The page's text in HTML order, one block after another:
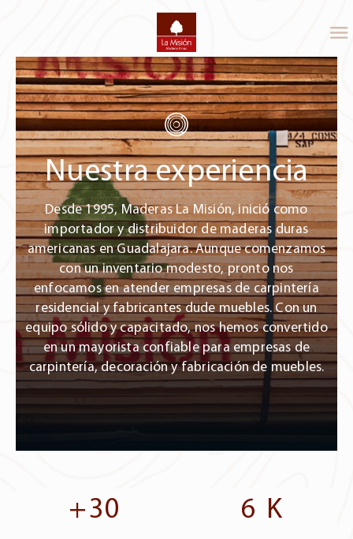
Nuestra experiencia
Desde 1995, Maderas La Misión, inició como
importador y distribuidor de maderas duras
americanas en Guadalajara. Aunque comenzamos
con un inventario modesto, pronto nos
enfocamos en atender empresas de carpintería
residencial y fabricantes dude muebles. Con un
equipo sólido y capacitado, nos hemos convertido
en un mayorista confiable para empresas de
carpintería, decoración y fabricación de muebles.
+30 6 K